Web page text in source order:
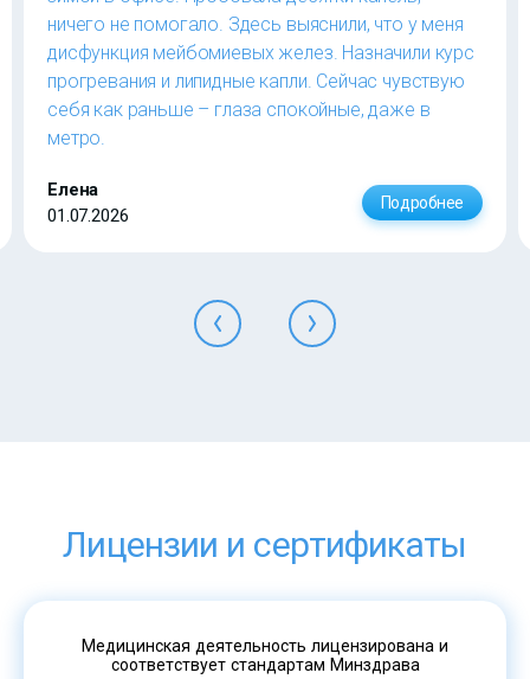
ничего не помогало. Здесь выяснили, что у меня
дисфункция мейбомиевых желез. Назначили курс
прогревания и липидные капли. Сейчас чувствую
себя как раньше – глаза спокойные, даже в
метро.
Елена
01.07.2026
Подробнее
Лицензии и сертификаты
Медицинская деятельность лицензирована и
соответствует стандартам Минздрава